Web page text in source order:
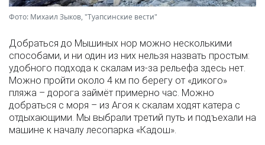
Фото: Михаил Зыков, "Туапсинские вести"
Добраться до Мышиных нор можно несколькими
способами, и ни один из них нельзя назвать простым:
удобного подхода к скалам из-за рельефа здесь нет.
Можно пройти около 4 км по берегу от «дикого»
пляжа – дорога займёт примерно час. Можно
добраться с моря – из Агоя к скалам ходят катера с
отдыхающими. Мы выбрали третий путь и подъехали на
машине к началу лесопарка «Кадош».